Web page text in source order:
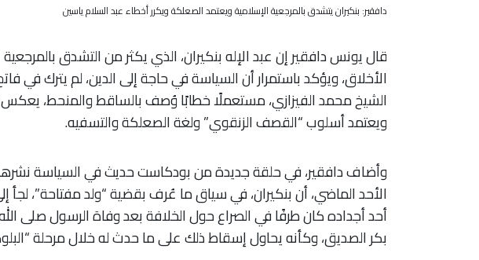
دافقير: بنكيران يتشدق بالمرجعية الإسلامية ويعتمد الصعلكة ويكرر أخطاء عبد السلام ياسين
قال يونس دافقير إن عبد الإله بنكيران، الذي يكثر من التشدق
الأخلاق، ويؤكد باستمرار أن السياسة في حاجة إلى الدين، لم يترك في
الشيخ محمد الفيزازي، مستعملًا خطابًا وُصف بالساقط والمنحط، يعكس
ويعتمد أسلوب “القصف الزنقوي” ولغة الصعلكة والتسفيه.
وأضاف دافقير، في حلقة جديدة من بودكاست حديث في السياسة
الأحد الماضي، أن بنكيران، في سياق ما عُرف بقضية “ولد مفتاحة”، لجأ
أحد أجداده كان طرفًا في الصراع حول الخلافة بعد وفاة الرسول صلى
بكر الصديق، وكأنه يحاول إسقاط ذلك على ما حدث له خلال مرحلة